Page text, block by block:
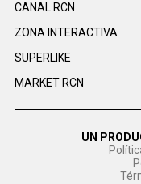
CANAL RCN
ZONA INTERACTIVA
SUPERLIKE
MARKET RCN
UN